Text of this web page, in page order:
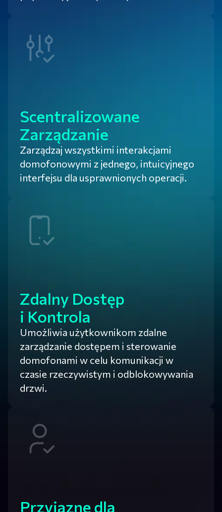
Scentralizowane
Zarządzanie
Zarządzaj wszystkimi interakcjami
domofonowymi z jednego, intuicyjnego
interfejsu dla usprawnionych operacji.
Zdalny Dostęp
i Kontrola
Umożliwia użytkownikom zdalne
zarządzanie dostępem i sterowanie
domofonami w celu komunikacji w
czasie rzeczywistym i odblokowywania
drzwi.
Przyjazne dla